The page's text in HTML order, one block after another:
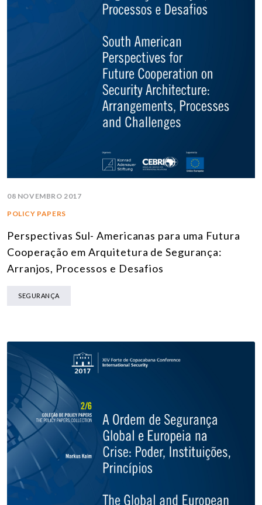
08 NOVEMBRO 2017
POLICY PAPERS
Perspectivas Sul- Americanas para uma Futura
Cooperação em Arquitetura de Segurança:
Arranjos, Processos e Desafios
SEGURANÇA